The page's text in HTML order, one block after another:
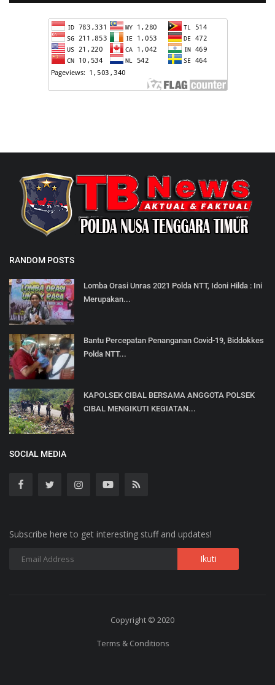
RANDOM POSTS
Lomba Orasi Unras 2021 Polda NTT, Idoni Hilda : Ini
Merupakan...
Bantu Percepatan Penanganan Covid-19, Biddokkes
Polda NTT...
KAPOLSEK CIBAL BERSAMA ANGGOTA POLSEK
CIBAL MENGIKUTI KEGIATAN...
SOCIAL MEDIA
Subscribe here to get interesting stuff and updates!
Copyright © 2020
Terms & Conditions